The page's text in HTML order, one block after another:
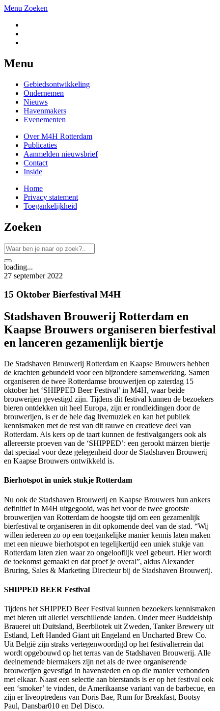
Menu Zoeken
Menu
Gebiedsontwikkeling
Ondernemen
Nieuws
Havenmakers
Evenementen
Over M4H Rotterdam
Publicaties
Aanmelden nieuwsbrief
Contact
Inside
Home
Privacy statement
Toegankelijkheid
Zoeken
loading...
27 september 2022
15 Oktober Bierfestival M4H
Stadshaven Brouwerij Rotterdam en
Kaapse Brouwers organiseren bierfestival
en lanceren gezamenlijk biertje
De Stadshaven Brouwerij Rotterdam en Kaapse Brouwers hebben
de krachten gebundeld voor een bijzondere samenwerking. Samen
organiseren de twee Rotterdamse brouwerijen op zaterdag 15
oktober het ‘SHIPPED Beer Festival’ in M4H, waar beide
brouwerijen gevestigd zijn. Tijdens dit festival kunnen de bezoekers
bieren ontdekken uit heel Europa, zijn er rondleidingen door de
brouwerijen, is er de hele dag livemuziek en kan het publiek
kennismaken met de rest van dit rauwe en creatieve deel van
Rotterdam. Als kers op de taart kunnen de festivalgangers ook als
allereerste proeven van de ‘SHIPPED’: een gerookt märzen biertje
dat speciaal voor deze gelegenheid door de Stadshaven Brouwerij
en Kaapse Brouwers ontwikkeld is.
Bierhotspot in uniek stukje Rotterdam
Nu ook de Stadshaven Brouwerij en Kaapse Brouwers hun ankers
definitief in M4H uitgegooid, was het voor de twee grootste
brouwerijen van Rotterdam de hoogste tijd om een gezamenlijk
bierfestival te organiseren in dit opkomende deel van de stad. “Wij
willen iedereen zo op een toegankelijke manier kennis laten maken
met een nieuwe bierhotspot en tegelijkertijd een uniek stukje van
Rotterdam laten zien waar zo ongelooflijk veel gebeurt. Hier wordt
de toekomst gemaakt en dat proef je overal”, aldus Alexander
Bruring, Sales & Marketing Directeur bij de Stadshaven Brouwerij.
SHIPPED BEER Festival
Tijdens het SHIPPED Beer Festival kunnen bezoekers kennismaken
met bieren uit allerlei verschillende landen. Onder meer Buddelship
Brauerei uit Duitsland, Beerbliotek uit Zweden, Tanker Brewery uit
Estland, Left Handed Giant uit Engeland en Uncharted Brew Co.
Uit België zijn straks vertegenwoordigd op het festivalterrein dat
wordt opgebouwd op het terras van de Stadshaven Brouwerij. Alle
deelnemende biermakers zijn net als de twee organiserende
brouwerijen gevestigd in havensteden en op die manier verbonden
met elkaar. Naast een selectie aan bierstands is er op het festival ook
een ‘smoker’ te vinden, de Amerikaanse variant van de barbecue, en
zijn er liveoptredens van Doris Bae, Rum for Breakfast, Bootsy
Paul, Dansbar010 en Del Disco.